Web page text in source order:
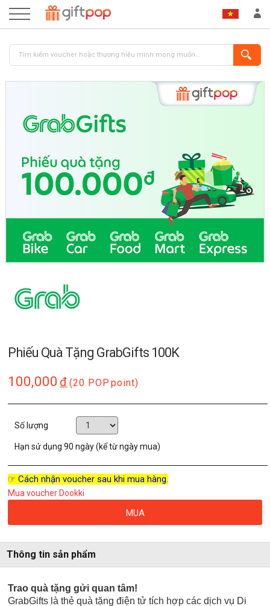
ĐĂNG NHẬP ĐĂNG KÝ
Phiếu Quà Tặng GrabGifts 100K
100,000 đ (20 POP point)
Số lượng
Hạn sử dụng90 ngày (kể từ ngày mua)
☞ Cách nhận voucher sau khi mua hàng.
Mua voucher Dookki
MUA
Thông tin sản phẩm
Trao quà tặng gửi quan tâm!
GrabGifts là thẻ quà tặng điện tử tích hợp các dịch vụ Di